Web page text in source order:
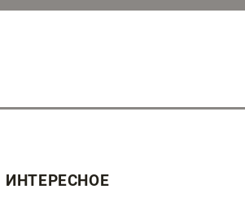
ИНТЕРЕСНОЕ